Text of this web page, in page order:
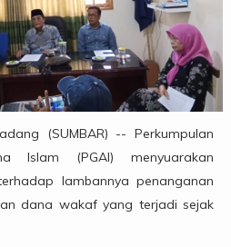
(SUMBAR) -- Perkumpulan
Islam (PGAI) menyuarakan
lambannya penanganan
dana wakaf yang terjadi sejak